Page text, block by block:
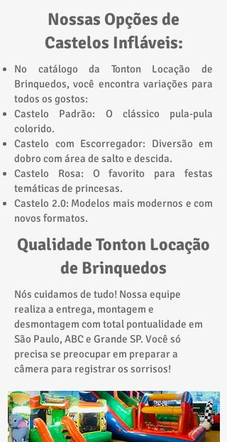
Nossas Opções de
Castelos Infláveis:
No catálogo da Tonton Locação de
Brinquedos, você encontra variações para
todos os gostos:
Castelo Padrão: O clássico pula-pula
colorido.
Castelo com Escorregador: Diversão em
dobro com área de salto e descida.
Castelo Rosa: O favorito para festas
temáticas de princesas.
Castelo 2.0: Modelos mais modernos e com
novos formatos.
Qualidade Tonton Locação
de Brinquedos
Nós cuidamos de tudo! Nossa equipe
realiza a entrega, montagem e
desmontagem com total pontualidade em
São Paulo, ABC e Grande SP. Você só
precisa se preocupar em preparar a
câmera para registrar os sorrisos!